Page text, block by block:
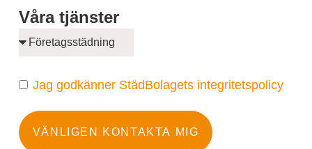
Våra tjänster
Jag godkänner StädBolagets integritetspolicy
VÄNLIGEN KONTAKTA MIG